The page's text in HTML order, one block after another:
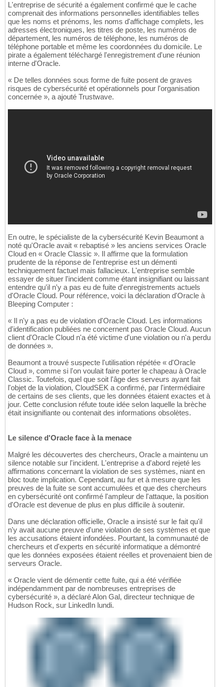
L'entreprise de sécurité a également confirmé que le cache
comprenait des informations personnelles identifiables telles
que les noms et prénoms, les noms d'affichage complets, les
adresses électroniques, les titres de poste, les numéros de
département, les numéros de téléphone, les numéros de
téléphone portable et même les coordonnées du domicile. Le
pirate a également téléchargé l'enregistrement d'une réunion
interne d'Oracle.
« De telles données sous forme de fuite posent de graves
risques de cybersécurité et opérationnels pour l'organisation
concernée », a ajouté Trustwave.
En outre, le spécialiste de la cybersécurité Kevin Beaumont a
noté qu'Oracle avait « rebaptisé » les anciens services Oracle
Cloud en « Oracle Classic ». Il affirme que la formulation
prudente de la réponse de l'entreprise est un démenti
techniquement factuel mais fallacieux. L'entreprise semble
essayer de situer l'incident comme étant insignifiant ou laissant
entendre qu'il n'y a pas eu de fuite d'enregistrements actuels
d'Oracle Cloud. Pour référence, voici la déclaration d'Oracle à
Bleeping Computer :
« Il n'y a pas eu de violation d'Oracle Cloud. Les informations
d'identification publiées ne concernent pas Oracle Cloud. Aucun
client d'Oracle Cloud n'a été victime d'une violation ou n'a perdu
de données ».
Beaumont a trouvé suspecte l'utilisation répétée « d'Oracle
Cloud », comme si l'on voulait faire porter le chapeau à Oracle
Classic. Toutefois, quel que soit l'âge des serveurs ayant fait
l'objet de la violation, CloudSEK a confirmé, par l'intermédiaire
de certains de ses clients, que les données étaient exactes et à
jour. Cette conclusion réfute toute idée selon laquelle la brèche
était insignifiante ou contenait des informations obsolètes.
Le silence d'Oracle face à la menace
Malgré les découvertes des chercheurs, Oracle a maintenu un
silence notable sur l'incident. L'entreprise a d'abord rejeté les
affirmations concernant la violation de ses systèmes, niant en
bloc toute implication. Cependant, au fur et à mesure que les
preuves de la fuite se sont accumulées et que des chercheurs
en cybersécurité ont confirmé l'ampleur de l'attaque, la position
d'Oracle est devenue de plus en plus difficile à soutenir.
Dans une déclaration officielle, Oracle a insisté sur le fait qu'il
n'y avait aucune preuve d'une violation de ses systèmes et que
les accusations étaient infondées. Pourtant, la communauté de
chercheurs et d'experts en sécurité informatique a démontré
que les données exposées étaient réelles et provenaient bien de
serveurs Oracle.
« Oracle vient de démentir cette fuite, qui a été vérifiée
indépendamment par de nombreuses entreprises de
cybersécurité », a déclaré Alon Gal, directeur technique de
Hudson Rock, sur LinkedIn lundi.